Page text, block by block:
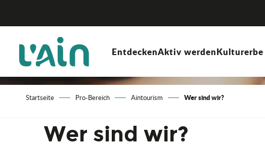
principal
EntdeckenAktiv werden
Startseite Pro-Bereich Aintourism Wer sind wir?
Wer sind wir?